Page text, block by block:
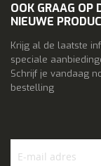
OOK GRAAG OP
NIEUWE
Krijg al de laatste
speciale
Schrijf je vandaag
bestelling